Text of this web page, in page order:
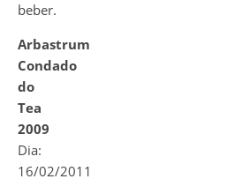
beber.
Arbastrum
Condado
do
Tea
2009
Dia:
16/02/2011